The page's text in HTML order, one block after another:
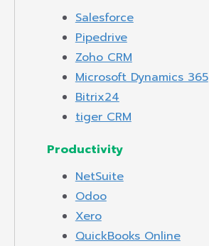
Salesforce
Pipedrive
Zoho CRM
Microsoft Dynamics 365
Bitrix24
tiger CRM
Productivity
NetSuite
Odoo
Xero
QuickBooks Online